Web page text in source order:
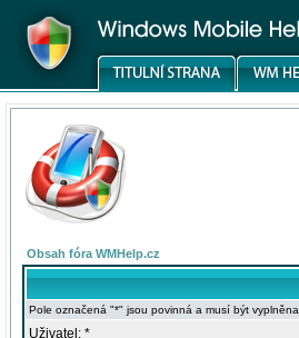
Obsah fóra WMHelp.cz
Pole označená "*" jsou povinná a musí být vyplněna
Uživatel: *